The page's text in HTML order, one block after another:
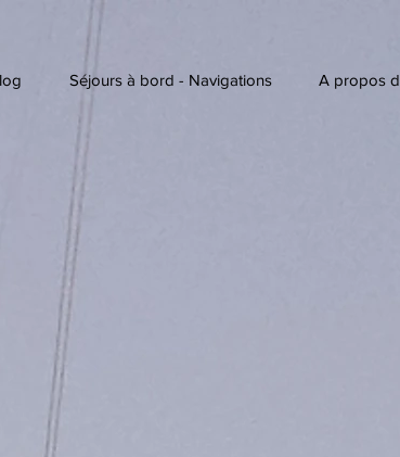
Séjours à bord - Navigations A propos